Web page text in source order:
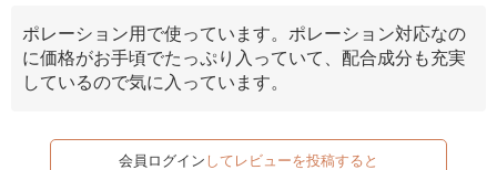
ポレーション用で使っています。ポレーション対応なの
に価格がお手頃でたっぷり入っていて、配合成分も充実
しているので気に入っています。
会員ログイン してレビューを投稿すると